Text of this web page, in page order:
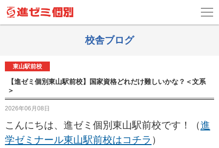
校舎ブログ
東山駅前校
【進ゼミ個別東山駅前校】国家資格どれだけ難しいかな？＜文系
＞
2026年06月08日
こんにちは、進ゼミ個別東山駅前校です！（進
学ゼミナール東山駅前校はコチラ ）